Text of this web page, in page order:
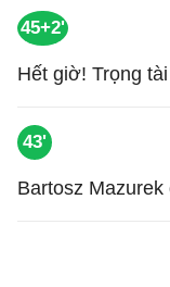
45+2'
Hết giờ! Trọng
43'
Bartosz